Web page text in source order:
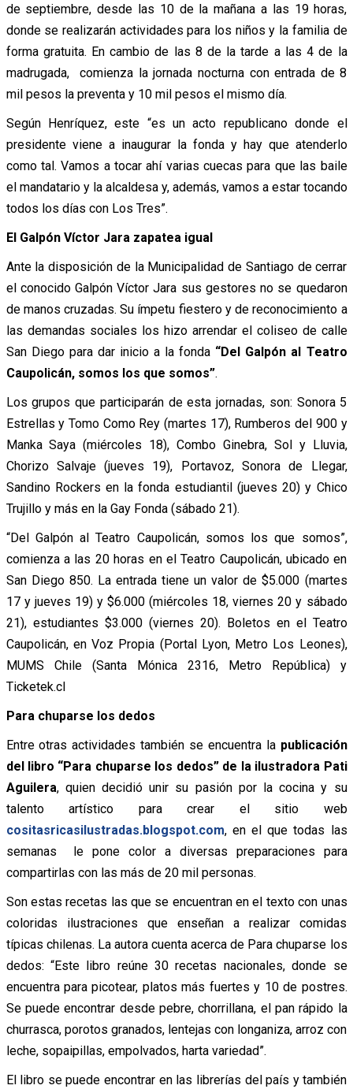
de septiembre, desde las 10 de la mañana a las 19 horas,
donde se realizarán actividades para los niños y la familia de
forma gratuita. En cambio de las 8 de la tarde a las 4 de la
madrugada, comienza la jornada nocturna con entrada de 8
mil pesos la preventa y 10 mil pesos el mismo día.
Según Henríquez, este “es un acto republicano donde el
presidente viene a inaugurar la fonda y hay que atenderlo
como tal. Vamos a tocar ahí varias cuecas para que las baile
el mandatario y la alcaldesa y, además, vamos a estar tocando
todos los días con Los Tres”.
El Galpón Víctor Jara zapatea igual
Ante la disposición de la Municipalidad de Santiago de cerrar
el conocido Galpón Víctor Jara sus gestores no se quedaron
de manos cruzadas. Su ímpetu fiestero y de reconocimiento a
las demandas sociales los hizo arrendar el coliseo de calle
San Diego para dar inicio a la fonda “Del Galpón al Teatro
Caupolicán, somos los que somos”.
Los grupos que participarán de esta jornadas, son: Sonora 5
Estrellas y Tomo Como Rey (martes 17), Rumberos del 900 y
Manka Saya (miércoles 18), Combo Ginebra, Sol y Lluvia,
Chorizo Salvaje (jueves 19), Portavoz, Sonora de Llegar,
Sandino Rockers en la fonda estudiantil (jueves 20) y Chico
Trujillo y más en la Gay Fonda (sábado 21).
“Del Galpón al Teatro Caupolicán, somos los que somos”,
comienza a las 20 horas en el Teatro Caupolicán, ubicado en
San Diego 850. La entrada tiene un valor de $5.000 (martes
17 y jueves 19) y $6.000 (miércoles 18, viernes 20 y sábado
21), estudiantes $3.000 (viernes 20). Boletos en el Teatro
Caupolicán, en Voz Propia (Portal Lyon, Metro Los Leones),
MUMS Chile (Santa Mónica 2316, Metro República) y
Ticketek.cl
Para chuparse los dedos
Entre otras actividades también se encuentra la publicación
del libro “Para chuparse los dedos” de la ilustradora Pati
Aguilera, quien decidió unir su pasión por la cocina y su
talento artístico para crear el sitio web
cositasricasilustradas.blogspot.com, en el que todas las
semanas le pone color a diversas preparaciones para
compartirlas con las más de 20 mil personas.
Son estas recetas las que se encuentran en el texto con unas
coloridas ilustraciones que enseñan a realizar comidas
típicas chilenas. La autora cuenta acerca de Para chuparse los
dedos: “Este libro reúne 30 recetas nacionales, donde se
encuentra para picotear, platos más fuertes y 10 de postres.
Se puede encontrar desde pebre, chorrillana, el pan rápido la
churrasca, porotos granados, lentejas con longaniza, arroz con
leche, sopaipillas, empolvados, harta variedad”.
El libro se puede encontrar en las librerías del país y también